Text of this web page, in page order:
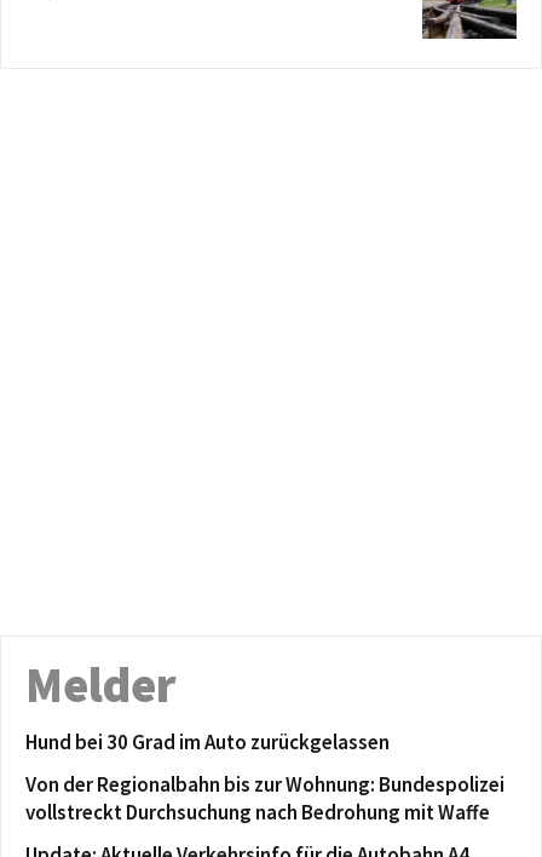
Melder
Hund bei 30 Grad im Auto zurückgelassen
Von der Regionalbahn bis zur Wohnung: Bundespolizei
vollstreckt Durchsuchung nach Bedrohung mit Waffe